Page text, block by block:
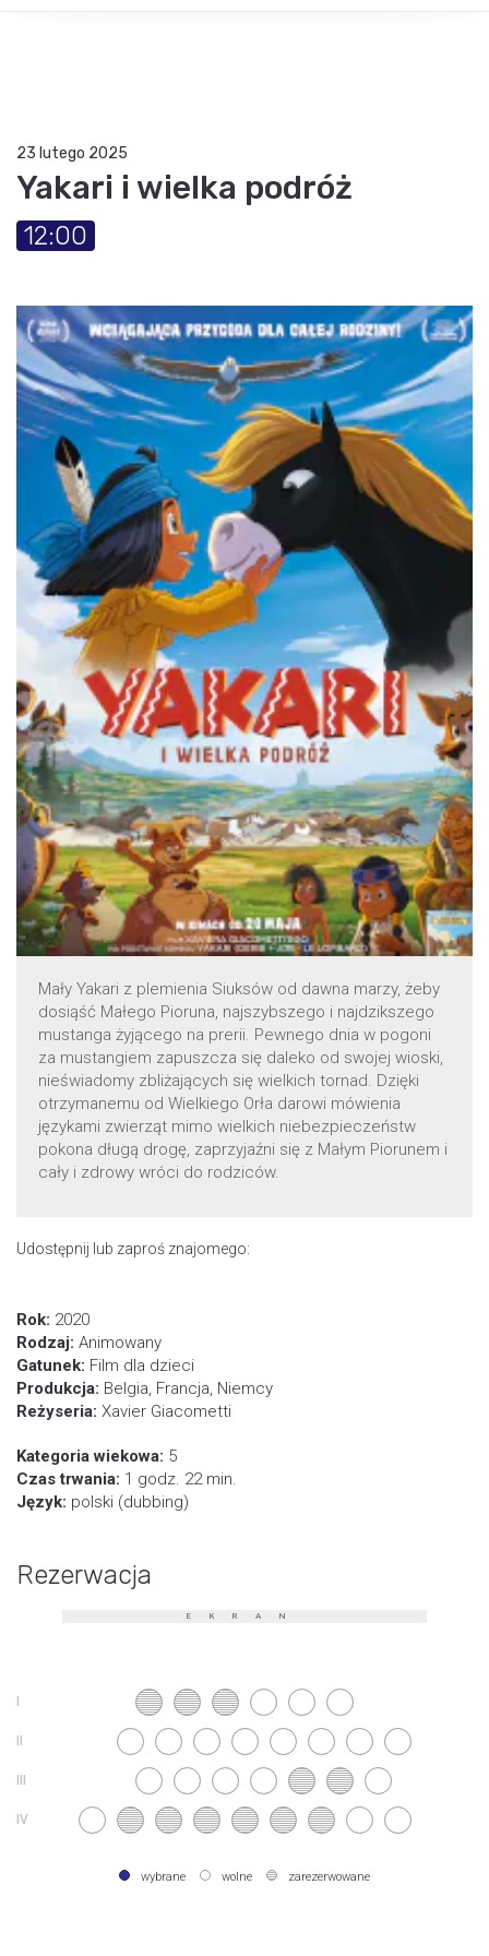
23 lutego 2025
Yakari i wielka podróż
12:00
Mały Yakari z plemienia Siuksów od dawna marzy, żeby
dosiąść Małego Pioruna, najszybszego i najdzikszego
mustanga żyjącego na prerii. Pewnego dnia w pogoni
za mustangiem zapuszcza się daleko od swojej wioski,
nieświadomy zbliżających się wielkich tornad. Dzięki
otrzymanemu od Wielkiego Orła darowi mówienia
językami zwierząt mimo wielkich niebezpieczeństw
pokona długą drogę, zaprzyjaźni się z Małym Piorunem i
cały i zdrowy wróci do rodziców.
Udostępnij lub zaproś znajomego:
Rok: 2020
Rodzaj: Animowany
Gatunek: Film dla dzieci
Produkcja: Belgia, Francja, Niemcy
Reżyseria: Xavier Giacometti
Kategoria wiekowa: 5
Czas trwania: 1 godz. 22 min.
Język: polski (dubbing)
Rezerwacja
EKRAN
wybrane wolne zarezerwowane